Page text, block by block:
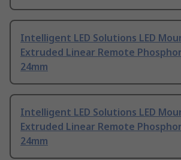
Intelligent LED Solutions LED
Extruded Linear Remote
24mm
Intelligent LED Solutions LED
Extruded Linear Remote
24mm